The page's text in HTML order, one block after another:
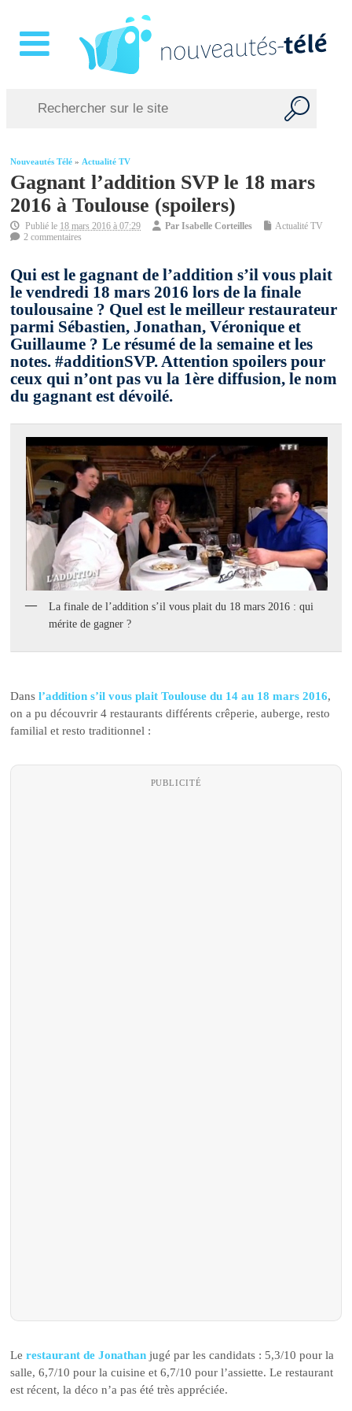
Nouveautés Télé »Actualité TV
Gagnant l’addition SVP le 18 mars
2016 à Toulouse (spoilers)
Publié le 18 mars 2016 à 07:29 ParIsabelle Corteilles
Actualité TV
2 commentaires
Qui est le gagnant de l’addition s’il vous plait
le vendredi 18 mars 2016 lors de la finale
toulousaine ? Quel est le meilleur restaurateur
parmi Sébastien, Jonathan, Véronique et
Guillaume ? Le résumé de la semaine et les
notes. #additionSVP. Attention spoilers pour
ceux qui n’ont pas vu la 1ère diffusion, le nom
du gagnant est dévoilé.
La finale de l’addition s’il vous plait du 18 mars 2016 : qui
mérite de gagner ?
Dansl’addition s’il vous plait Toulouse du 14 au 18 mars 2016,
on a pu découvrir 4 restaurants différents crêperie, auberge, resto
familial et resto traditionnel :
PUBLICITÉ
Lerestaurant de Jonathan jugé par les candidats : 5,3/10 pour la
salle, 6,7/10 pour la cuisine et 6,7/10 pour l’assiette. Le restaurant
est récent, la déco n’a pas été très appréciée.